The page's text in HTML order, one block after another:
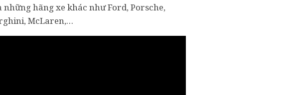
những hãng xe khác như Ford, Porsche,
McLaren,…